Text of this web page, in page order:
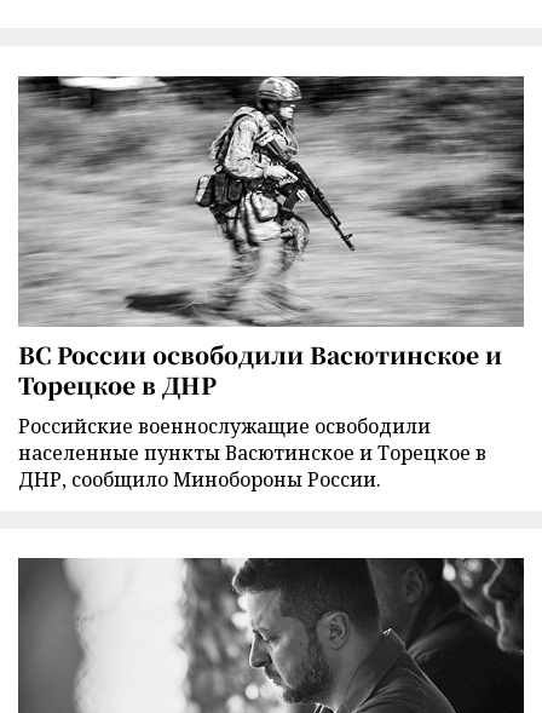
ВС России освободили Васютинское и
Торецкое в ДНР
Российские военнослужащие освободили
населенные пункты Васютинское и Торецкое в
ДНР, сообщило Минобороны России.